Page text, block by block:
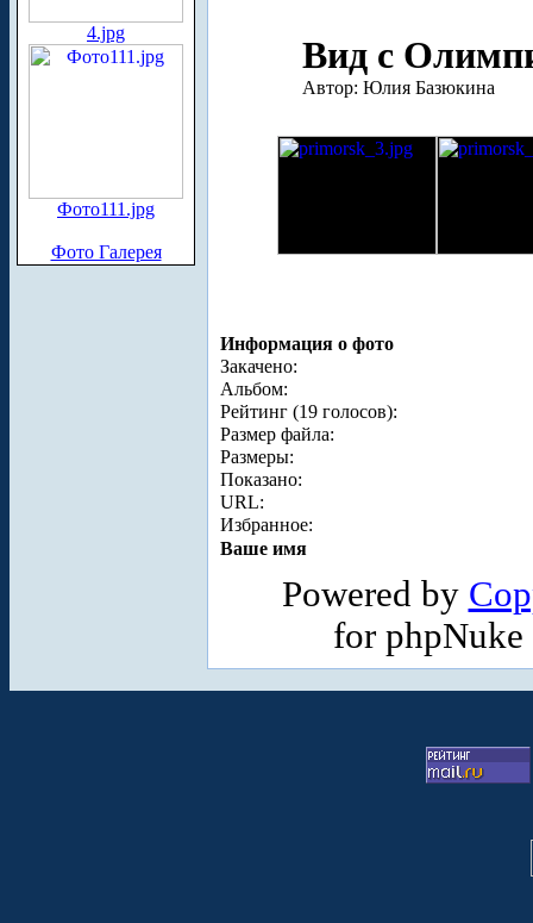
4.jpg
Фото111.jpg
Фото Галерея
Вид с
Автор: Юлия Базюкина
Информация о фото
Закачено:
Альбом:
Рейтинг (19 голосов):
Размер файла:
Размеры:
Показано:
URL:
Избранное:
Ваше имя
Powered by
for